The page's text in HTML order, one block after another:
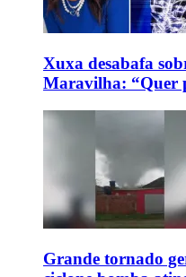
Xuxa desabafa
Maravilha: “Quer
Grande tornado